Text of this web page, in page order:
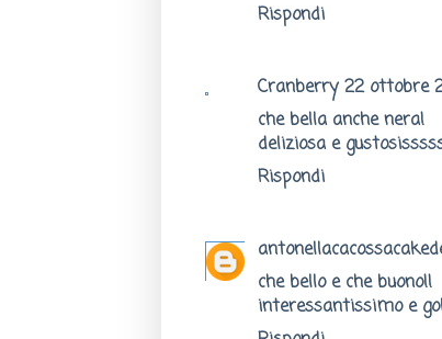
Rispondi
Cranberry 22 ottobre
che bella anche nera!
deliziosa e
Rispondi
che bello e che buono!!
interessantissimo e